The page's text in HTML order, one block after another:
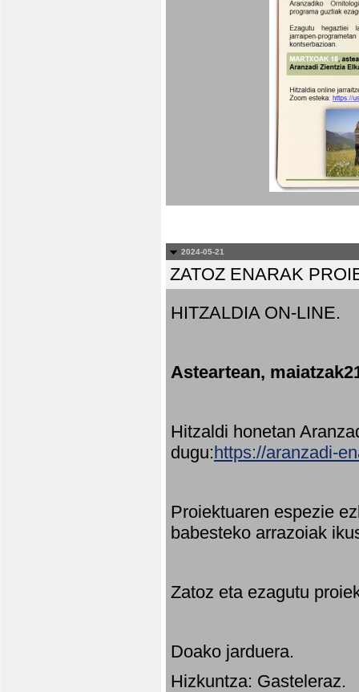
2024-05-21
ZATOZ ENARAK
HITZALDIA ON-LINE.
Asteartean,
Hitzaldi honetan
dugu:https://aranzadi-
Proiektuaren espezie
babesteko arrazoiak
Zatoz eta ezagutu
Doako jarduera.
Hizkuntza: Gasteleraz.